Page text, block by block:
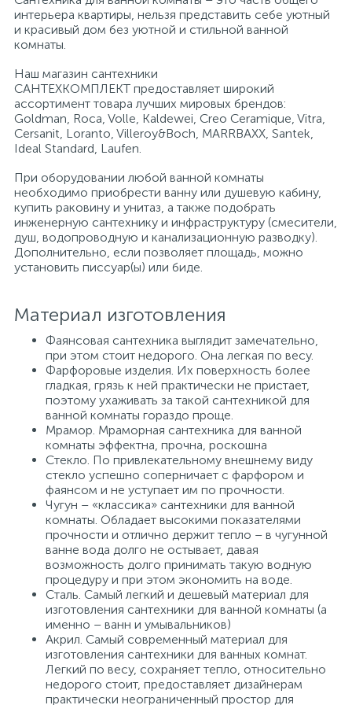
интерьера квартиры, нельзя представить себе уютный
и красивый дом без уютной и стильной ванной
комнаты.
Наш магазин сантехники
САНТЕХКОМПЛЕКТ предоставляет широкий
ассортимент товара лучших мировых брендов:
Goldman, Roca, Volle, Kaldewei, Creo Ceramique, Vitra,
Cersanit, Loranto, Villeroy&Boch, MARRBAXX, Santek,
Ideal Standard, Laufen.
При оборудовании любой ванной комнаты
необходимо приобрести ванну или душевую кабину,
купить раковину и унитаз, а также подобрать
инженерную сантехнику и инфраструктуру (смесители,
душ, водопроводную и канализационную разводку).
Дополнительно, если позволяет площадь, можно
установить писсуар(ы) или биде.
Материал изготовления
Фаянсовая сантехника выглядит замечательно,
при этом стоит недорого. Она легкая по весу.
Фарфоровые изделия. Их поверхность более
гладкая, грязь к ней практически не пристает,
поэтому ухаживать за такой сантехникой для
ванной комнаты гораздо проще.
Мрамор. Мраморная сантехника для ванной
комнаты эффектна, прочна, роскошна
Стекло. По привлекательному внешнему виду
стекло успешно соперничает с фарфором и
фаянсом и не уступает им по прочности.
Чугун – «классика» сантехники для ванной
комнаты. Обладает высокими показателями
прочности и отлично держит тепло – в чугунной
ванне вода долго не остывает, давая
возможность долго принимать такую водную
процедуру и при этом экономить на воде.
Сталь. Самый легкий и дешевый материал для
изготовления сантехники для ванной комнаты (а
именно – ванн и умывальников)
Акрил. Самый современный материал для
изготовления сантехники для ванных комнат.
Легкий по весу, сохраняет тепло, относительно
недорого стоит, предоставляет дизайнерам
практически неограниченный простор для
Полотенцесушители
Душевые трапы
Сифоны и выпуски
Аксессуары для ванной
Системы контроля протечки воды